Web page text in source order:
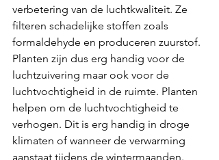
verbetering van de luchtkwaliteit. Ze
filteren schadelijke stoffen zoals
formaldehyde en produceren zuurstof.
Planten zijn dus erg handig voor de
luchtzuivering maar ook voor de
luchtvochtigheid in de ruimte. Planten
helpen om de luchtvochtigheid te
verhogen. Dit is erg handig in droge
klimaten of wanneer de verwarming
aanstaat tijdens de wintermaanden.